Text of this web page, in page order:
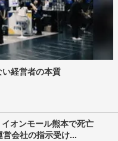
い経営者の本質
オンモール熊本で死亡
会社の指示受け...